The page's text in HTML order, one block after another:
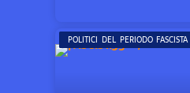
POLITICI DEL PERIODO FASCISTA